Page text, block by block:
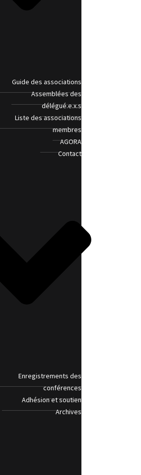
Guide des associations
Assemblées des
délégué.e.x.s
Liste des associations
membres
AGORA
Contact
Enregistrements des
conférences
Adhésion et soutien
Archives